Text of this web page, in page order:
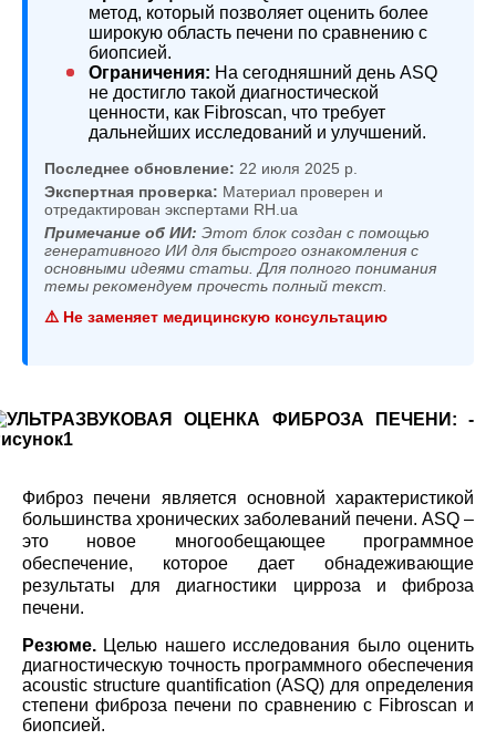
метод, который позволяет оценить более
широкую область печени по сравнению с
биопсией.
Ограничения: На сегодняшний день ASQ
не достигло такой диагностической
ценности, как Fibroscan, что требует
дальнейших исследований и улучшений.
Последнее обновление: 22 июля 2025 р.
Экспертная проверка: Материал проверен и
отредактирован экспертами RH.ua
Примечание об ИИ: Этот блок создан с помощью
генеративного ИИ для быстрого ознакомления с
основными идеями статьи. Для полного понимания
темы рекомендуем прочесть полный текст.
⚠️ Не заменяет медицинскую консультацию
Фиброз печени является основной характеристикой
большинства хронических заболеваний печени. ASQ –
это новое многообещающее программное
обеспечение, которое дает обнадеживающие
результаты для диагностики цирроза и фиброза
печени.
Резюме. Целью нашего исследования было оценить
диагностическую точность программного обеспечения
acoustic structure quantification (ASQ) для определения
степени фиброза печени по сравнению с Fibroscan и
биопсией.